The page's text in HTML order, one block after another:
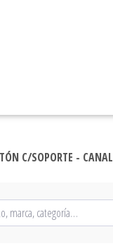
C/SOPORTE -